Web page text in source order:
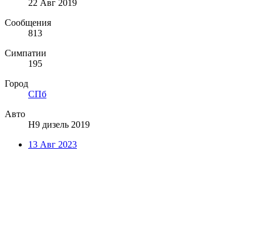
22 Авг 2019
Сообщения
813
Симпатии
195
Город
СПб
Авто
Н9 дизель 2019
13 Авг 2023